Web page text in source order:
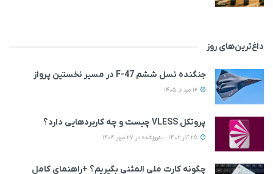
داغ‌ترین‌های روز
جنگنده نسل ششم F-47 در مسیر نخستین پرواز
پروتکل VLESS چیست و چه کاربردهایی دارد؟
چگونه کارت ملی المثنی بگیریم؟ +راهنمای کامل